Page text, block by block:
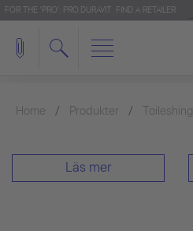
FOR THE 'PRO': PRO.DURAVIT FIND A RETAILER
Home Produkter Toileshing
Läs mer